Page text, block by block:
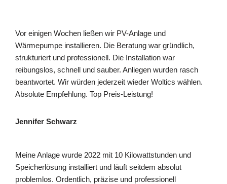
Vor einigen Wochen ließen wir PV-Anlage und
Wärmepumpe installieren. Die Beratung war gründlich,
strukturiert und professionell. Die Installation war
reibungslos, schnell und sauber. Anliegen wurden rasch
beantwortet. Wir würden jederzeit wieder Woltics wählen.
Absolute Empfehlung. Top Preis-Leistung!
Jennifer Schwarz
Meine Anlage wurde 2022 mit 10 Kilowattstunden und
Speicherlösung installiert und läuft seitdem absolut
problemlos. Ordentlich, präzise und professionell